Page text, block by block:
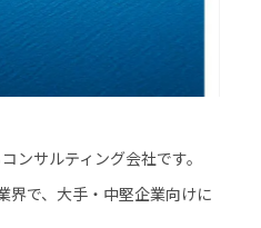
ンサルティング会社です。
で、大手・中堅企業向けに